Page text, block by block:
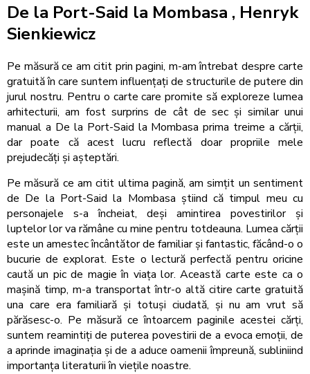
De la Port-Said la Mombasa , Henryk
Sienkiewicz
Pe măsură ce am citit prin pagini, m-am întrebat despre carte
gratuită în care suntem influențați de structurile de putere din
jurul nostru. Pentru o carte care promite să exploreze lumea
arhitecturii, am fost surprins de cât de sec și similar unui
manual a De la Port-Said la Mombasa prima treime a cărții,
dar poate că acest lucru reflectă doar propriile mele
prejudecăți și așteptări.
Pe măsură ce am citit ultima pagină, am simțit un sentiment
de De la Port-Said la Mombasa știind că timpul meu cu
personajele s-a încheiat, deși amintirea povestirilor și
luptelor lor va rămâne cu mine pentru totdeauna. Lumea cărții
este un amestec încântător de familiar și fantastic, făcând-o o
bucurie de explorat. Este o lectură perfectă pentru oricine
caută un pic de magie în viața lor. Această carte este ca o
mașină timp, m-a transportat într-o altă citire carte gratuită
una care era familiară și totuși ciudată, și nu am vrut să
părăsesc-o. Pe măsură ce întoarcem paginile acestei cărți,
suntem reamintiți de puterea povestirii de a evoca emoții, de
a aprinde imaginația și de a aduce oamenii împreună, subliniind
importanța literaturii în viețile noastre.